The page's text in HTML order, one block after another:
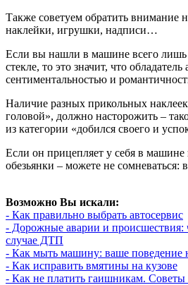
Также советуем обратить внимание
наклейки, игрушки, надписи…
Если вы нашли в машине всего
стекле, то это значит, что
сентиментальностью и
Наличие разных прикольных
головой», должно насторожить –
из категории «добился своего и
Если он прицепляет у себя в
обезьянки – можете не сомневаться:
Возможно Вы искали:
- Как правильно выбрать автосервис
- Дорожные аварии и происшествия:
случае ДТП
- Как мыть машину: ваше поведение
- Как исправить вмятины на кузове
- Как не платить гаишникам.